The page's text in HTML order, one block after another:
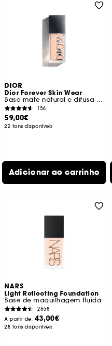
DIOR
Dior Forever Skin Wear
Base mate natural e difusa de longa duração de 24 horas
156
59,00€
22 tons disponíveis
Adicionar ao carrinho
NARS
Light Reflecting Foundation
Base de maquilhagem fluida
2658
A partir de: 43,00€
28 tons disponíveis